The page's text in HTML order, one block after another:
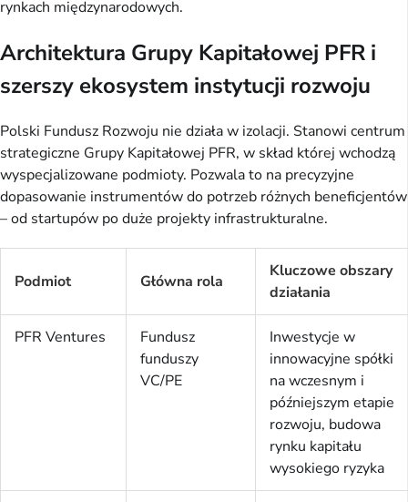
rynkach międzynarodowych.
Architektura Grupy Kapitałowej PFR i
szerszy ekosystem instytucji rozwoju
Polski Fundusz Rozwoju nie działa w izolacji. Stanowi centrum
strategiczne Grupy Kapitałowej PFR, w skład której wchodzą
wyspecjalizowane podmioty. Pozwala to na precyzyjne
dopasowanie instrumentów do potrzeb różnych beneficjentów
– od startupów po duże projekty infrastrukturalne.
Podmiot Główna rola
Kluczowe obszary
działania
PFR Ventures
Fundusz
funduszy
VC/PE
Inwestycje w
innowacyjne spółki
na wczesnym i
późniejszym etapie
rozwoju, budowa
rynku kapitału
wysokiego ryzyka